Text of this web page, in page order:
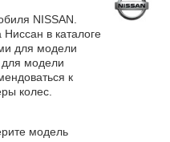
NISSAN.
в каталоге
для модели
модели
к
колес.
модель